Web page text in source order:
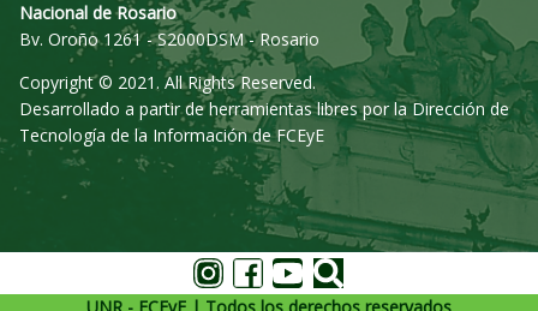
Nacional de Rosario
Bv. Oroño 1261 - S2000DSM - Rosario
Copyright © 2021. All Rights Reserved.
Desarrollado a partir de herramientas libres por la Dirección de
Tecnología de la Información de FCEyE